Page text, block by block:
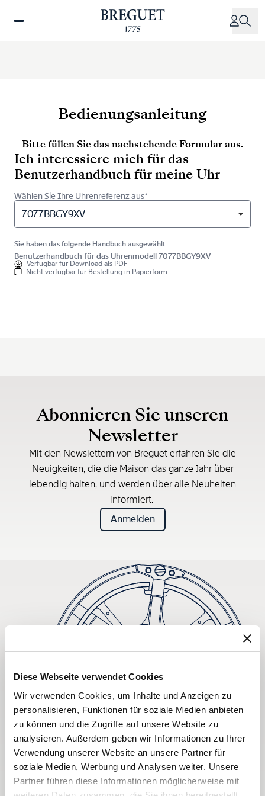
Diese Webseite verwendet Cookies
Wir verwenden Cookies, um Inhalte und Anzeigen zu
personalisieren, Funktionen für soziale Medien anbieten
zu können und die Zugriffe auf unsere Website zu
analysieren. Außerdem geben wir Informationen zu Ihrer
Verwendung unserer Website an unsere Partner für
soziale Medien, Werbung und Analysen weiter. Unsere
Partner führen diese Informationen möglicherweise mit
zum
Bedienungsanleitung
Bitte füllen Sie das nachstehende Formular aus.
Ich interessiere mich für das
Benutzerhandbuch für meine Uhr
Wählen Sie Ihre Uhrenreferenz aus*
7077BBGY9XV
Sie haben das folgende Handbuch ausgewählt
Benutzerhandbuch für das Uhrenmodell 7077BBGY9XV
Verfügbar für Download als PDF
Nicht verfügbar für Bestellung in Papierform
Abonnieren Sie unseren
Newsletter
Mit den Newslettern von Breguet erfahren Sie die
Neuigkeiten, die die Maison das ganze Jahr über
lebendig halten, und werden über alle Neuheiten
informiert.
Anmelden